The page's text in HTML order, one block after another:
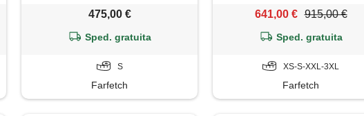
475,00 €
Sped. gratuita
S
Farfetch
641,00 € 915,00 €
Sped. gratuita
XS-S-XXL-3XL
Farfetch